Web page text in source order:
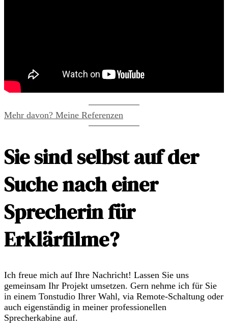
Mehr davon? Meine Referenzen
Sie sind selbst auf der
Suche nach einer
Sprecherin für
Erklärfilme?
Ich freue mich auf Ihre Nachricht! Lassen Sie uns
gemeinsam Ihr Projekt umsetzen. Gern nehme ich für Sie
in einem Tonstudio Ihrer Wahl, via Remote-Schaltung oder
auch eigenständig in meiner professionellen
Sprecherkabine auf.